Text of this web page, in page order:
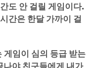
도 안 걸릴 게임이다.
간은 한달 가까이 걸
게임이 심의 등급 받는